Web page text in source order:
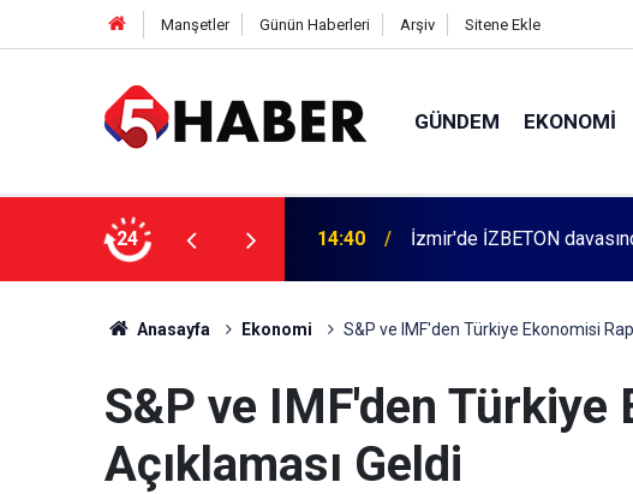
Manşetler Günün Haberleri Arşiv Sitene Ekle
GÜNDEM EKONOMI
24
dahil 11 kişi gözaltına alındı 13:55 Cumartesi anneleri 1083.
Anasayfa Ekonomi S&P ve IMF'den Türkiye Ekonomisi
S&P ve IMF'den Türkiye
Açıklaması Geldi